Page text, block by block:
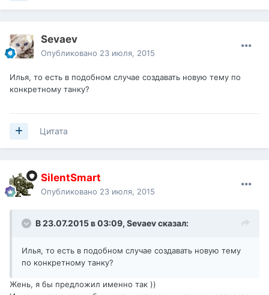
Sevaev
Опубликовано 23 июля, 2015
Илья, то есть в подобном случае создавать новую тему по
конкретному танку?
Цитата
SilentSmart
Опубликовано 23 июля, 2015
В 23.07.2015 в 03:09, Sevaevсказал:
Илья, то есть в подобном случае создавать новую тему
по конкретному танку?
Жень, я бы предложил именно так ))